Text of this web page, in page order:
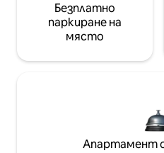
Безплатно
паркиране на
място
Апартамент